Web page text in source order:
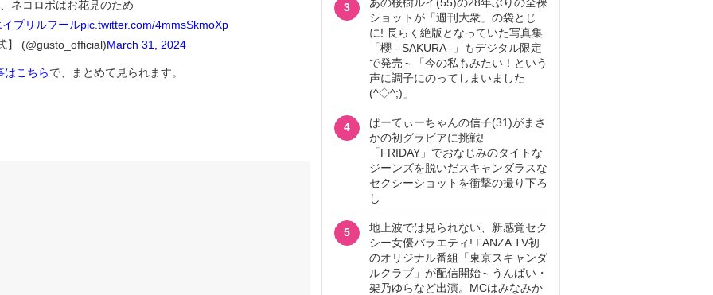
ネコロボはお花見のため
イプリルフールpic.twitter.com/4mmsSkmoXp
】 (@gusto_official)March 31, 2024
はこちらで、まとめて見られます。
3
ショットが「週刊大衆」の袋とじ
に! 長らく絶版となっていた写真集
「櫻 - SAKURA -」もデジタル限定
で発売～「今の私もみたい！という
声に調子にのってしまいました
(^◇^;)」
4
ぱーてぃーちゃんの信子(31)がまさ
かの初グラビアに挑戦!
「FRIDAY」でおなじみのタイトな
ジーンズを脱いだスキャンダラスな
セクシーショットを衝撃の撮り下ろ
し
5
地上波では見られない、新感覚セク
シー女優バラエティ! FANZA TV初
のオリジナル番組「東京スキャンダ
ルクラブ」が配信開始～うんぱい・
架乃ゆらなど出演。MCはみなみか